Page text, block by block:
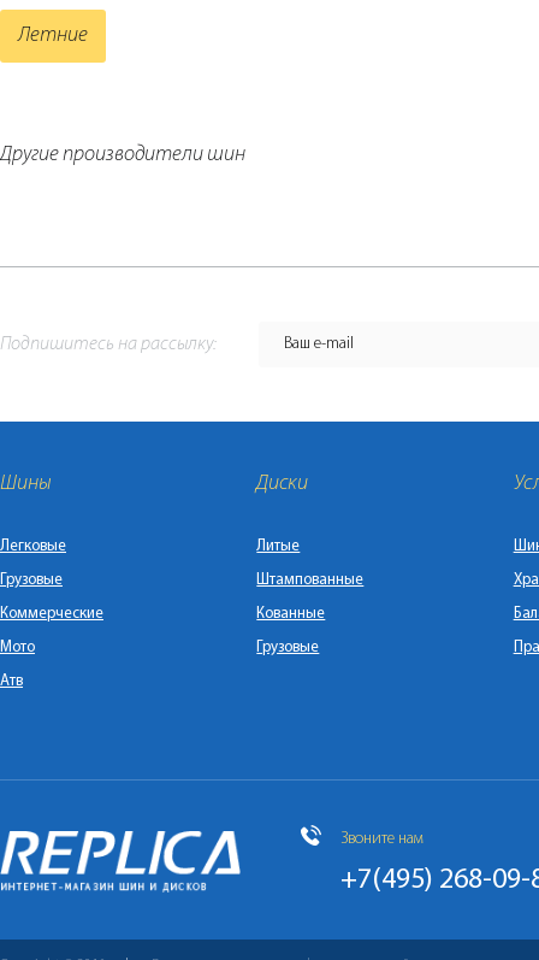
Летние
Другие производители шин
Подпишитесь на рассылку:
Шины
Легковые
Грузовые
Коммерческие
Мото
Атв
Диски
Литые
Штампованные
Кованные
Грузовые
Звоните нам
+7(495) 268-09-